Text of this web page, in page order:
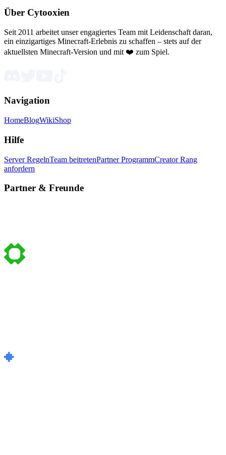
Über Cytooxien
Seit 2011 arbeitet unser engagiertes Team mit Leidenschaft daran,
ein einzigartiges Minecraft-Erlebnis zu schaffen – stets auf der
aktuellsten Minecraft-Version und mit ❤️ zum Spiel.
Navigation
HomeBlogWikiShop
Hilfe
Server RegelnTeam beitretenPartner ProgrammCreator Rang
anfordern
Partner & Freunde